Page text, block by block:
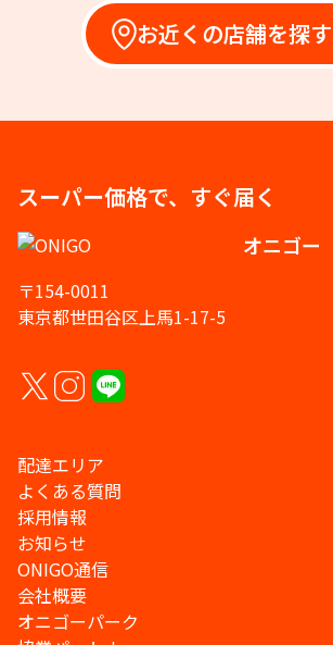
お近くの店舗を探す
スーパー価格で、すぐ届く
オニゴー
〒154-0011
東京都世田谷区上馬1-17-5
配達エリア
よくある質問
採用情報
お知らせ
ONIGO通信
会社概要
オニゴーパーク